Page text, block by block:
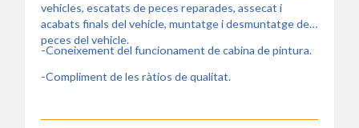
vehicles, escatats de peces reparades, assecat i
acabats finals del vehicle, muntatge i desmuntatge de
peces del vehicle.
-Coneixement del funcionament de cabina de pintura.
-Compliment de les ràtios de qualitat.